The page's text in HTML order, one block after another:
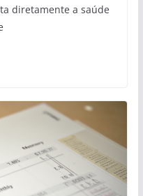
diretamente a saúde